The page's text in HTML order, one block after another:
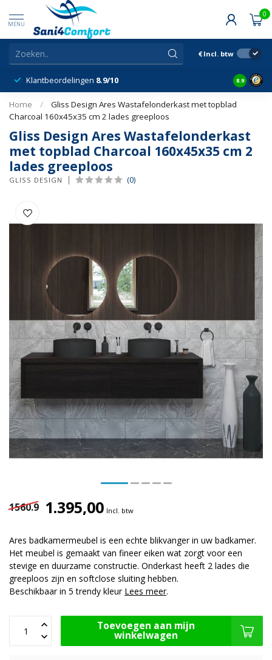
MENU
0
€ Incl. btw
Klantbeordelingen 8.9/10 8.9
Home /
Gliss Design Ares Wastafelonderkast met topblad
Charcoal 160x45x35 cm 2 lades greeploos
Gliss Design Ares Wastafelonderkast
met topblad Charcoal 160x45x35 cm 2
lades greeploos
GLISS DESIGN (0)
1560.9 1.395,00 Incl. btw
Ares badkamermeubel is een echte blikvanger in uw badkamer.
Het meubel is gemaakt van fineer eiken wat zorgt voor een
stevige en duurzame constructie. Onderkast heeft 2 lades die
greeploos zijn en softclose sluiting hebben.
Beschikbaar in 5 trendy kleur Lees meer.
Toevoegen aan mijn
winkelwagen